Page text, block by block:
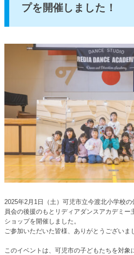
プを開催しました！
2025年2月1日（土）可児市立今渡北小学校
員会の後援のもとリディアダンスアカデミー
ショップを開催しました。
ご参加いただいた皆様、ありがとうございま
このイベントは、可児市の子どもたちを対象